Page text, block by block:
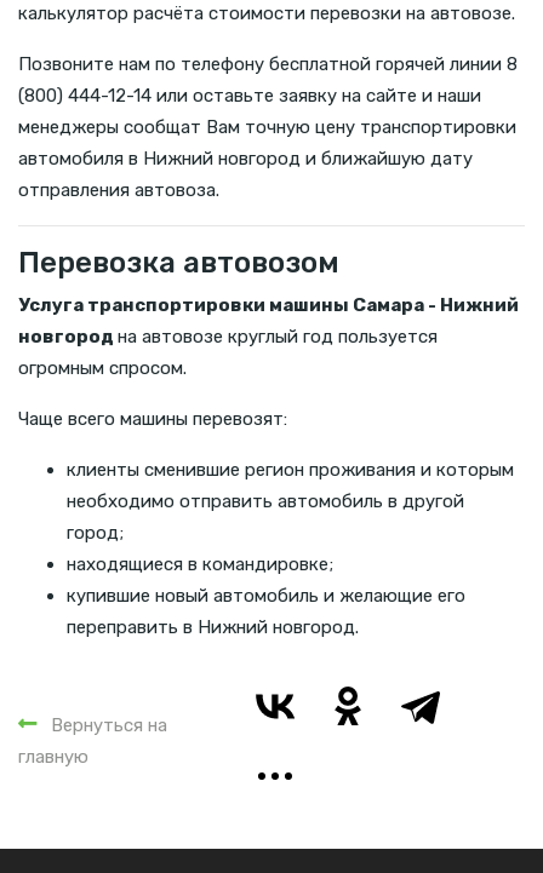
калькулятор расчёта стоимости перевозки на автовозе.
Позвоните нам по телефону бесплатной горячей линии 8
(800) 444-12-14 или оставьте заявку на сайте и наши
менеджеры сообщат Вам точную цену транспортировки
автомобиля в Нижний новгород и ближайшую дату
отправления автовоза.
Перевозка автовозом
Услуга транспортировки машины Самара - Нижний
новгород на автовозе круглый год пользуется
огромным спросом.
Чаще всего машины перевозят:
клиенты сменившие регион проживания и которым
необходимо отправить автомобиль в другой
город;
находящиеся в командировке;
купившие новый автомобиль и желающие его
переправить в Нижний новгород.
Вернуться на
главную